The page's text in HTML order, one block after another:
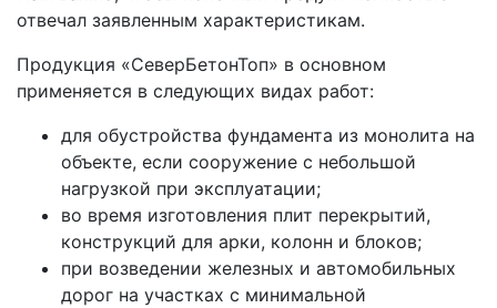
отвечал заявленным характеристикам.
Продукция «СеверБетонТоп» в основном
применяется в следующих видах работ:
для обустройства фундамента из монолита на
объекте, если сооружение с небольшой
нагрузкой при эксплуатации;
во время изготовления плит перекрытий,
конструкций для арки, колонн и блоков;
при возведении железных и автомобильных
дорог на участках с минимальной